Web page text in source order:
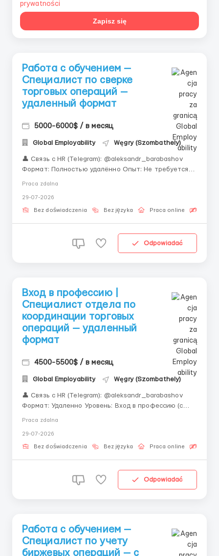
prywatności
Zapisz się
Работа с обучением —
Специалист по сверке
торговых операций —
удаленный формат
5000-6000$ / в месяц
Global Employability Węgry (Szombathely)
👤 Связь с HR (Telegram): @aleksandr_barabashov
Формат: Полностью удалённо Опыт: Не требуется —
Web3? Наша команда создала идеальные условия
для старта.» Сверка торговых операций (ре...
Praca zdalna
29-07-2026
Bez doświadczenia Bez języka Praca online
Odpowiadać
Вход в профессию |
Специалист отдела по
координации торговых
операций — удаленный
формат
4500-5500$ / в месяц
Global Employability Węgry (Szombathely)
👤 Связь с HR (Telegram): @aleksandr_barabashov
Формат: Удаленно Уровень: Вход в профессию (с
писать код — достаточно быть внимательным и
готовым учиться.» Координация торговых операци...
Praca zdalna
29-07-2026
Bez doświadczenia Bez języka Praca online
Odpowiadać
Работа с обучением —
Специалист по учету
биржевых операций — с